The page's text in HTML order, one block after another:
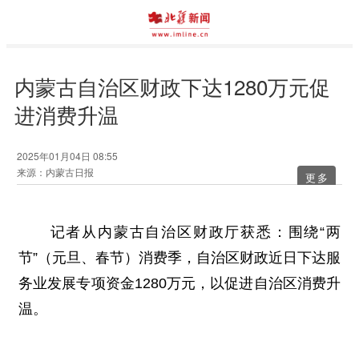
内蒙古自治区财政下达1280万元促
进消费升温
2025年01月04日 08:55
来源：内蒙古日报
更多
记者从内蒙古自治区财政厅获悉：围绕“两
节”（元旦、春节）消费季，自治区财政近日下达服
务业发展专项资金1280万元，以促进自治区消费升
温。